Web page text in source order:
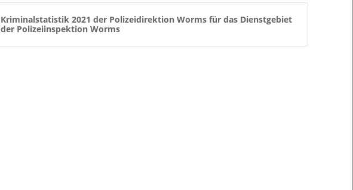
Kriminalstatistik 2021 der Polizeidirektion Worms für das Dienstgebiet
der Polizeiinspektion Worms